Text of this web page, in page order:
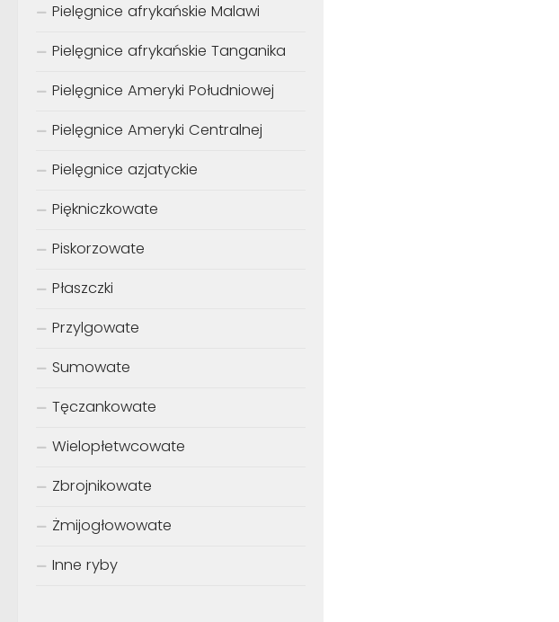
Pielęgnice afrykańskie Malawi
Pielęgnice afrykańskie Tanganika
Pielęgnice Ameryki Południowej
Pielęgnice Ameryki Centralnej
Pielęgnice azjatyckie
Piękniczkowate
Piskorzowate
Płaszczki
Przylgowate
Sumowate
Tęczankowate
Wielopłetwcowate
Zbrojnikowate
Żmijogłowowate
Inne ryby